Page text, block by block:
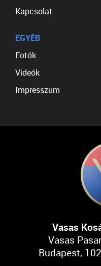
Kapcsolat
EGYÉB
Fotók
Videók
Impresszum
Vasas
Vasas
Budapest,